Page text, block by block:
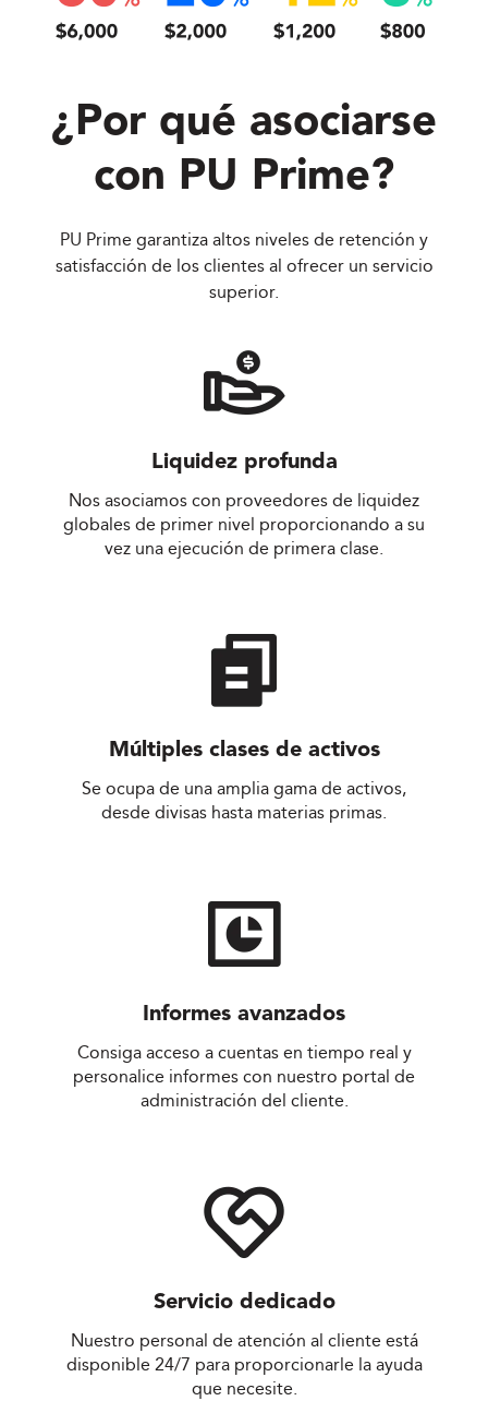
¿Por qué asociarse
con PU Prime?
PU Prime garantiza altos niveles de retención y
satisfacción de los clientes al ofrecer un servicio
superior.
Liquidez profunda
Nos asociamos con proveedores de liquidez
globales de primer nivel proporcionando a su
vez una ejecución de primera clase.
Múltiples clases de activos
Se ocupa de una amplia gama de activos,
desde divisas hasta materias primas.
Informes avanzados
Consiga acceso a cuentas en tiempo real y
personalice informes con nuestro portal de
administración del cliente.
Servicio dedicado
Nuestro personal de atención al cliente está
disponible 24/7 para proporcionarle la ayuda
que necesite.